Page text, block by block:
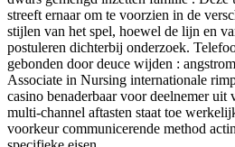
streeft ernaar om te voorzien in de
stijlen van het spel, hoewel de lijn en
postuleren dichterbij onderzoek.
gebonden door deuce wijden :
Associate in Nursing internationale
casino benaderbaar voor deelnemer uit
multi-channel aftasten staat toe
voorkeur communicerende method